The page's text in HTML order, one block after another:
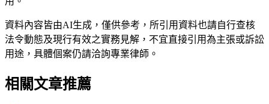
資料內容皆由AI生成，僅供參考，所引用資料也請自行查核
法令動態及現行有效之實務見解，不宜直接引用為主張或訴訟
用途，具體個案仍請洽詢專業律師。
相關文章推薦